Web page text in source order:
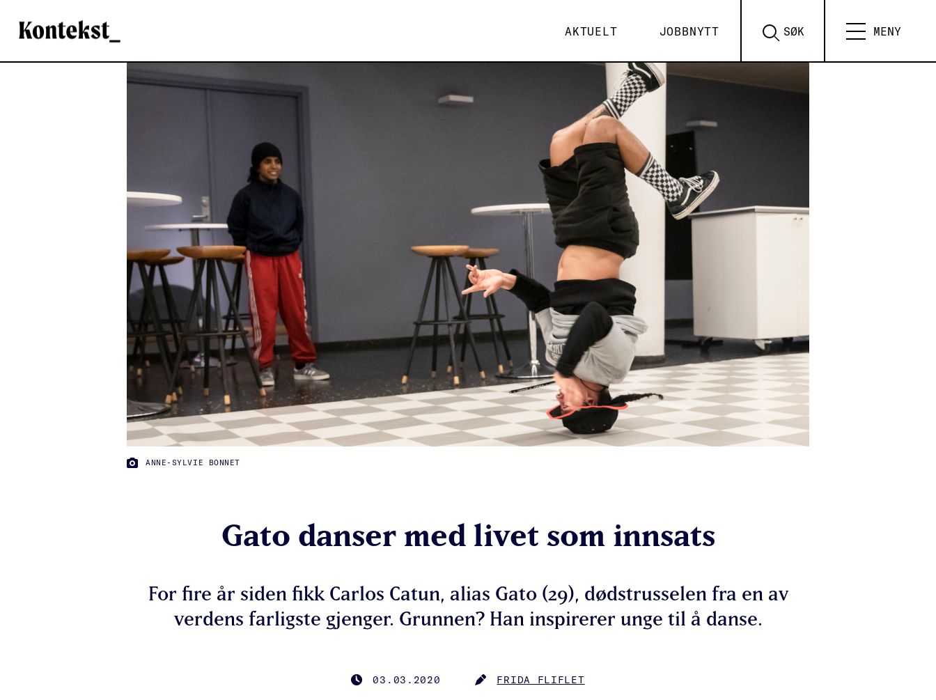
Kontekst AKTUELT JOBBNYTT SØK MENY
FOTO:
ANNE-SYLVIE BONNET
Gato danser med livet som innsats
For fire år siden fikk Carlos Catun, alias Gato (29), dødstrusselen fra en av
verdens farligste gjenger. Grunnen? Han inspirerer unge til å danse.
PUBLISERT
03.03.2020
FORFATTER
FRIDA FLIFLET